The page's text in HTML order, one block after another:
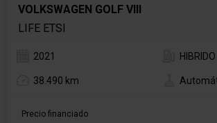
VOLKSWAGEN GOLF VIII
LIFE ETSI
2021 HIBRIDO
38.490 km
Precio financiado